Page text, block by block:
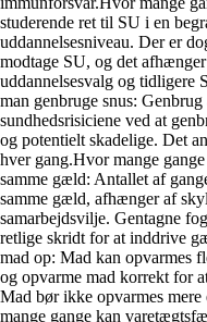
studerende ret til SU i en
uddannelsesniveau. Der er
modtage SU, og det
uddannelsesvalg og tidligere
man genbruge snus:
sundhedsrisiciene ved at
og potentielt skadelige. Det
hver gang.Hvor mange
samme gæld: Antallet af
samme gæld, afhænger af
samarbejdsvilje. Gentagne
retlige skridt for at inddrive
mad op: Mad kan opvarmes
og opvarme mad korrekt for
Mad bør ikke opvarmes
mange gange kan